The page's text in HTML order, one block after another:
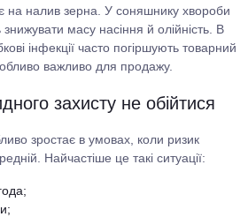
на налив зерна. У соняшнику хвороби
масу насіння й олійність. В
інфекції часто погіршують товарний
важливо для продажу.
захисту не обійтися
зростає в умовах, коли ризик
Найчастіше це такі ситуації: